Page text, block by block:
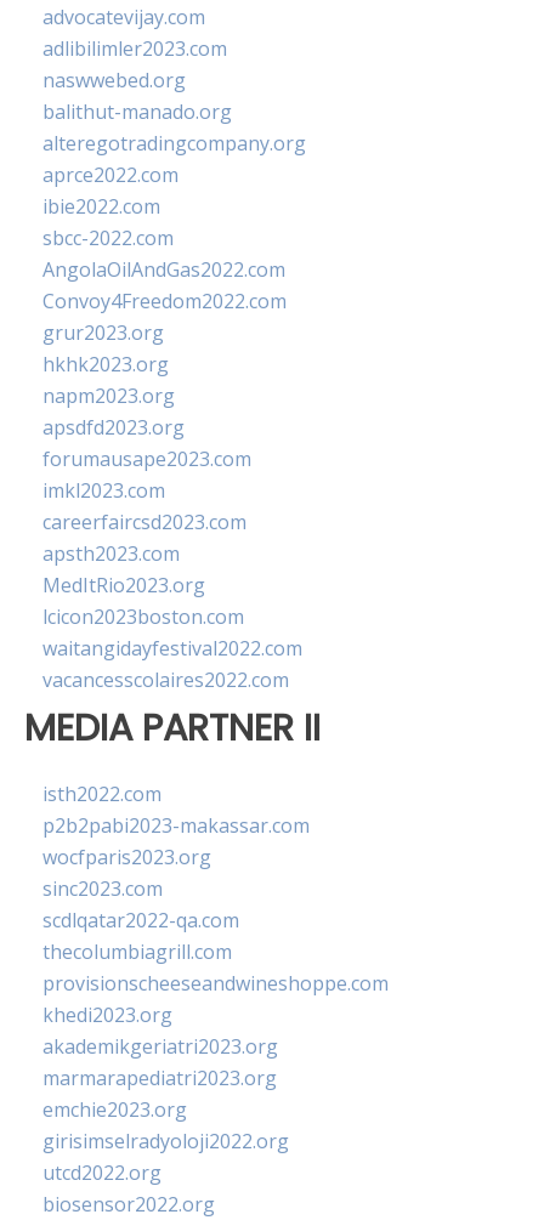
advocatevijay.com
adlibilimler2023.com
naswwebed.org
balithut-manado.org
alteregotradingcompany.org
aprce2022.com
ibie2022.com
sbcc-2022.com
AngolaOilAndGas2022.com
Convoy4Freedom2022.com
grur2023.org
hkhk2023.org
napm2023.org
apsdfd2023.org
forumausape2023.com
imkl2023.com
careerfaircsd2023.com
apsth2023.com
MedItRio2023.org
lcicon2023boston.com
waitangidayfestival2022.com
vacancesscolaires2022.com
MEDIA PARTNER II
isth2022.com
p2b2pabi2023-makassar.com
wocfparis2023.org
sinc2023.com
scdlqatar2022-qa.com
thecolumbiagrill.com
provisionscheeseandwineshoppe.com
khedi2023.org
akademikgeriatri2023.org
marmarapediatri2023.org
emchie2023.org
girisimselradyoloji2022.org
utcd2022.org
biosensor2022.org